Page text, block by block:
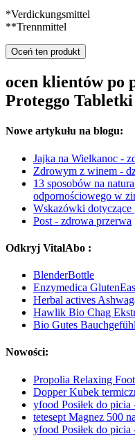
*Verdickungsmittel
**Trennmittel
Oceń ten produkt
ocen klientów po
Proteggo Tabletki
Nowe artykułu na blogu:
Jajka na Wielkanoc -
Zdrowym z winem -
13 sposobów na
odpornościowego w
Wskazówki dotyczące
Post - zdrowa przerwa
Odkryj VitalAbo :
BlenderBottle
Enzymedica
Herbal actives
Hawlik Bio Chag
Bio Gutes
Nowości:
Propolia Relaxing
Dopper Kubek
yfood Posiłek do
tetesept Magnez 500
yfood Posiłek do picia